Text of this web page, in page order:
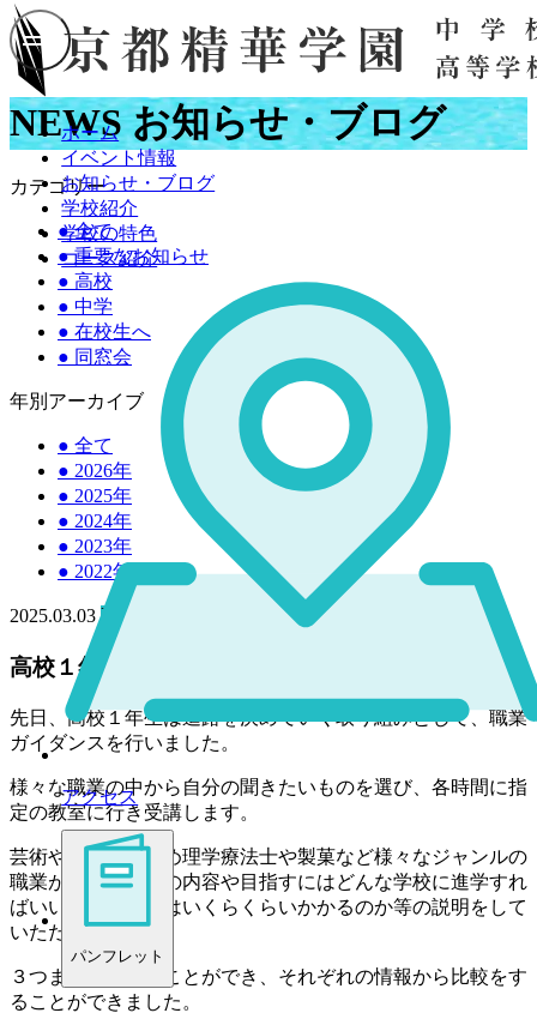
ホーム
イベント情報
お知らせ・ブログ
学校紹介
学校の特色
コース紹介
アクセス
パンフレット
NEWS お知らせ・ブログ
カテゴリー
●全て
●重要なお知らせ
● 高校
● 中学
● 在校生へ
● 同窓会
年別アーカイブ
● 全て
● 2026年
● 2025年
● 2024年
● 2023年
● 2022年
2025.03.03 高校
高校１年 職業ガイダンス
先日、高校１年生は進路を決めていく取り組みとして、職業
ガイダンスを行いました。
様々な職業の中から自分の聞きたいものを選び、各時間に指
定の教室に行き受講します。
芸術や文学をはじめ理学療法士や製菓など様々なジャンルの
職業があり、職業の内容や目指すにはどんな学校に進学すれ
ばいいのか、学費はいくらくらいかかるのか等の説明をして
いただきました。
３つまで受講することができ、それぞれの情報から比較をす
ることができました。